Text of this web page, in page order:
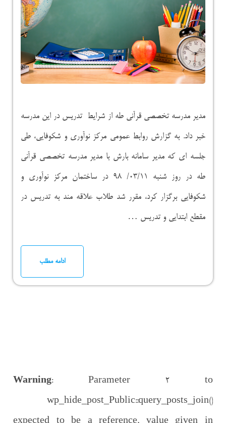
مدیر مدرسه تخصصی قرآنی طه از شرایط تدریس در این مدرسه
خبر داد. به گزارش روابط عمومی مرکز نوآوری و شکوفایی، طی
جلسه ای که مدیر سامانه بارش با مدیر مدرسه تخصصی قرآنی
طه در روز شنبه ۰۳/۱۱/ ۹۸ در ساختمان مرکز نوآوری و
شکوفایی برگزار کرد، مقرر شد طلاب علاقه مند به تدریس در
مقطع ابتدایی و تدریس …
ادامه مطلب
Warning: Parameter 2 to
wp_hide_post_Public::query_posts_join()